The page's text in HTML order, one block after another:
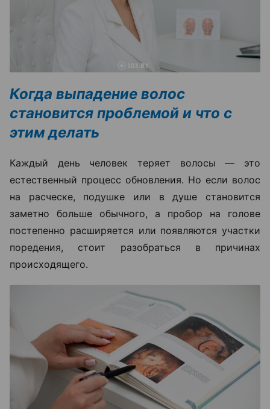
Когда выпадение волос
становится проблемой и что с
этим делать
Каждый день человек теряет волосы — это
естественный процесс обновления. Но если волос
на расческе, подушке или в душе становится
заметно больше обычного, а пробор на голове
постепенно расширяется или появляются участки
поредения, стоит разобраться в причинах
происходящего.